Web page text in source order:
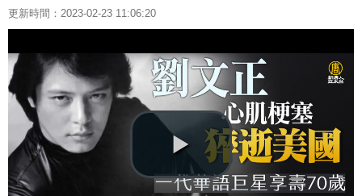
更新時間：2023-02-23 11:06:20